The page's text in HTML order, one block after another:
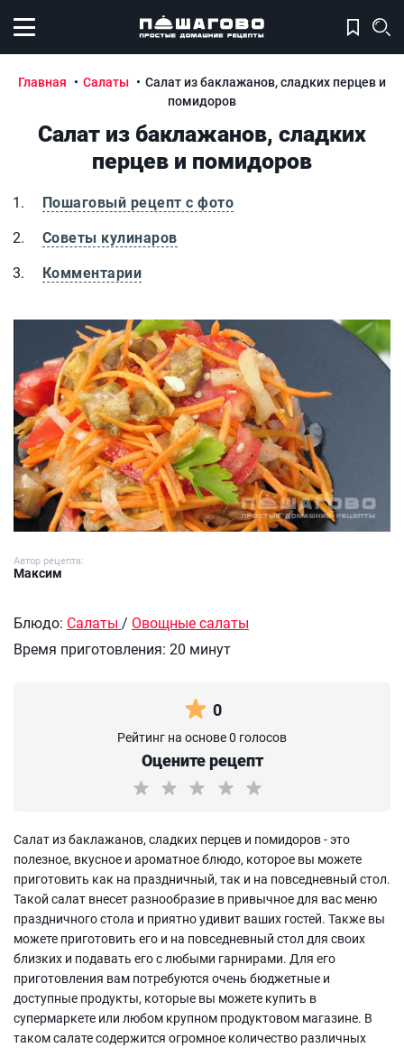
Открыть меню
Главная Салаты
Салат из баклажанов, сладких перцев и
помидоров
Салат из баклажанов, сладких
перцев и помидоров
Пошаговый рецепт с фото
Советы кулинаров
Комментарии
Салат из баклажанов, сладких перцев и помидоров
Автор рецепта:
Максим
Блюдо: Салаты / Овощные салаты
Время приготовления: 20 минут
0
Рейтинг на основе 0 голосов
Оцените рецепт
Салат из баклажанов, сладких перцев и помидоров - это
полезное, вкусное и ароматное блюдо, которое вы можете
приготовить как на праздничный, так и на повседневный стол.
Такой салат внесет разнообразие в привычное для вас меню
праздничного стола и приятно удивит ваших гостей. Также вы
можете приготовить его и на повседневный стол для своих
близких и подавать его с любыми гарнирами. Для его
приготовления вам потребуются очень бюджетные и
доступные продукты, которые вы можете купить в
супермаркете или любом крупном продуктовом магазине. В
таком салате содержится огромное количество различных